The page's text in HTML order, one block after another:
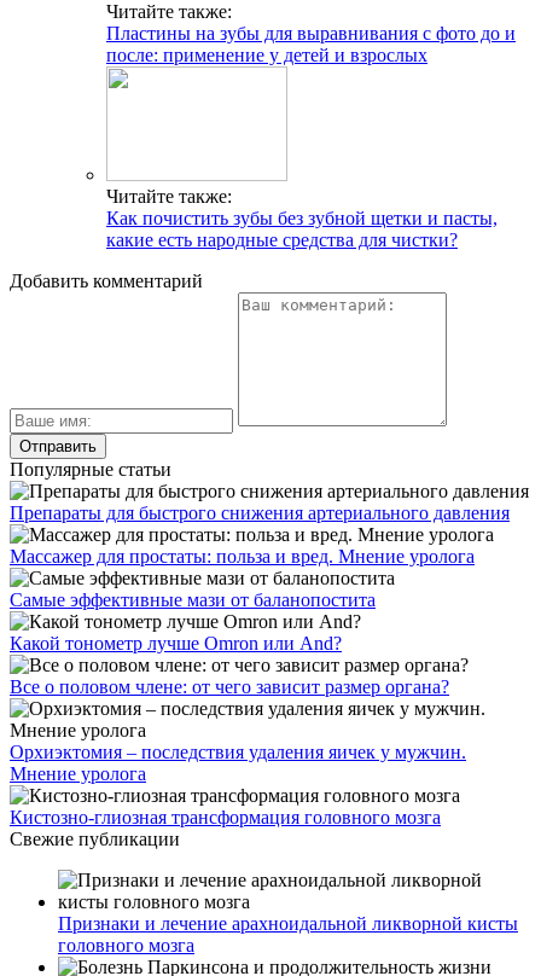
Читайте также:
Пластины на зубы для выравнивания с фото до и
после: применение у детей и взрослых
Читайте также:
Как почистить зубы без зубной щетки и пасты,
какие есть народные средства для чистки?
Добавить комментарий
Популярные статьи
Препараты для быстрого снижения артериального давления
Массажер для простаты: польза и вред. Мнение уролога
Самые эффективные мази от баланопостита
Какой тонометр лучше Omron или And?
Все о половом члене: от чего зависит размер органа?
Орхиэктомия – последствия удаления яичек у мужчин.
Мнение уролога
Кистозно-глиозная трансформация головного мозга
Свежие публикации
Признаки и лечение арахноидальной ликворной кисты
головного мозга